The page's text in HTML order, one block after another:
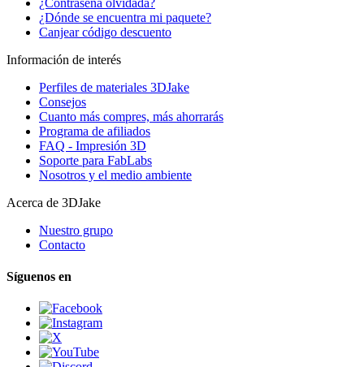
¿Dónde se encuentra mi paquete?
Canjear código descuento
Información de interés
Perfiles de materiales 3DJake
Consejos
Cuanto más compres, más ahorrarás
Programa de afiliados
FAQ - Impresión 3D
Soporte para FabLabs
Nosotros y el medio ambiente
Acerca de 3DJake
Nuestro grupo
Contacto
Síguenos en